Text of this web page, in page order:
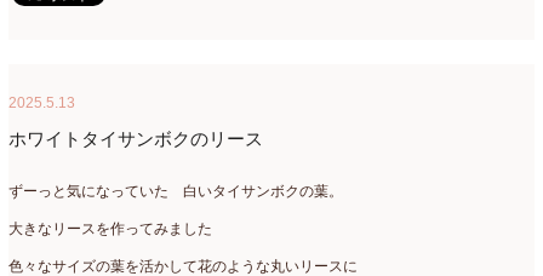
2025.5.13
ホワイトタイサンボクのリース
ずーっと気になっていた 白いタイサンボクの葉。
大きなリースを作ってみました
色々なサイズの葉を活かして花のような丸いリースに